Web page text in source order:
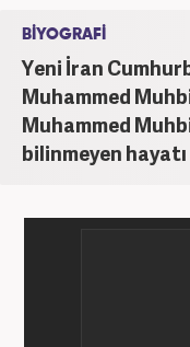
BİYOGRAFİ
Yeni İran
Muhammed
Muhammed
bilinmeyen hayatı